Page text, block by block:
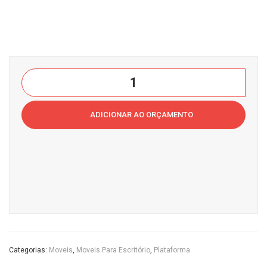
o
a
Esc
ritór
Plataforma
30MM
J&R
Ambiente
ADICIONAR AO ORÇAMENTO
Categorias: Moveis, Moveis Para Escritório, Plataforma